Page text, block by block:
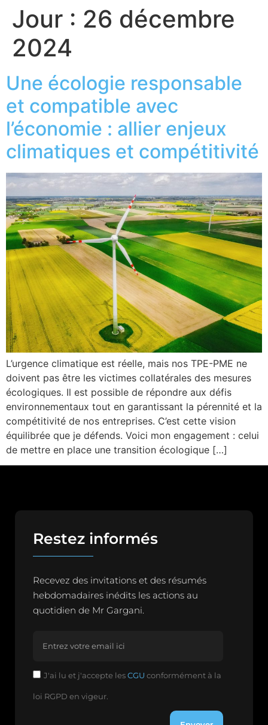
Jour : 26 décembre
2024
Une écologie responsable
et compatible avec
l’économie : allier enjeux
climatiques et compétitivité
L’urgence climatique est réelle, mais nos TPE-PME ne
doivent pas être les victimes collatérales des mesures
écologiques. Il est possible de répondre aux défis
environnementaux tout en garantissant la pérennité et la
compétitivité de nos entreprises. C’est cette vision
équilibrée que je défends. Voici mon engagement : celui
de mettre en place une transition écologique […]
Restez informés
Recevez des invitations et des résumés
hebdomadaires inédits les actions au
quotidien de Mr Gargani.
J'ai lu et j'accepte lesCGU conformément à la
loi RGPD en vigeur.